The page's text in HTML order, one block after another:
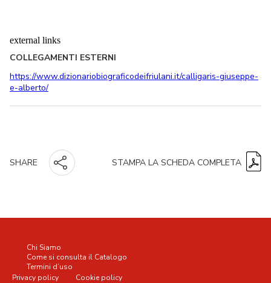
external links
COLLEGAMENTI ESTERNI
https://www.dizionariobiograficodeifriulani.it/calligaris-giuseppe-
e-alberto/
SHARE STAMPA LA SCHEDA COMPLETA
Chi Siamo
Come si consulta il Catalogo
Termini d’uso
Privacy policy
Cookie policy